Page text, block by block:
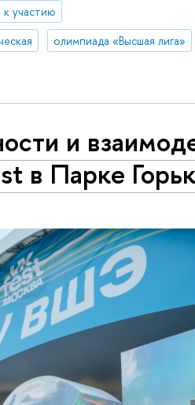
к участию
олимпиада «Высшая лига»
и
в Парке